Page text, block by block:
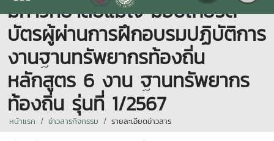
มหาวิทยาลัยแม่โจ้ มอบเกียรติ
บัตรผู้ผ่านการฝึกอบรมปฏิบัติการ
งานฐานทรัพยากรท้องถิ่น
หลักสูตร 6 งาน ฐานทรัพยากร
ท้องถิ่น รุ่นที่ 1/2567
หน้าแรก ข่าวสารกิจกรรม รายละเอียดข่าวสาร